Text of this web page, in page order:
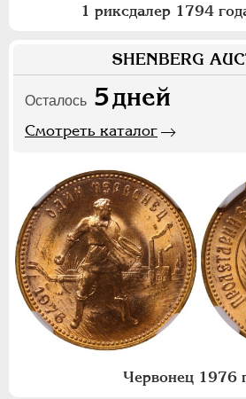
1 риксдалер 1794
SHENBERG
Осталось 5дней
Смотреть каталог
Червонец 1976